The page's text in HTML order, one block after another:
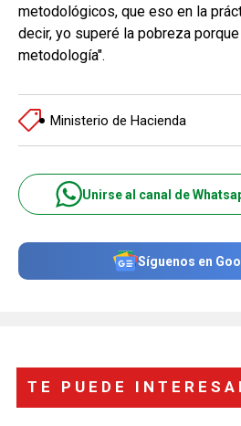
metodológicos, que eso en la
decir, yo superé la pobreza
metodología".
Ministerio de Hacienda
Unirse al canal de
Síguenos en
TE PUEDE